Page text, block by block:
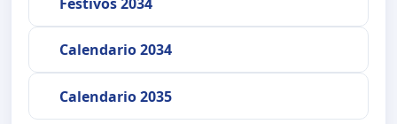
Calendario 2034
Calendario 2035